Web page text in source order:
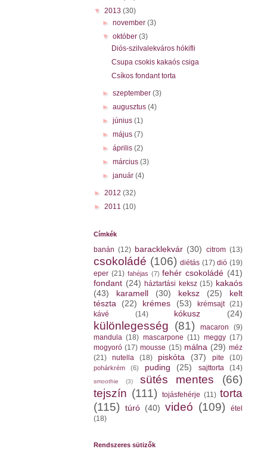
▼ 2013 (30)
►november(3)
▼október(3)
Diós-szilvalekváros hókifli
Csupa csokis kakaós csiga
Csíkos fondant torta
►szeptember(3)
►augusztus(4)
►június(1)
►május(7)
►április(2)
►március(3)
►január(4)
► 2012 (32)
► 2011 (10)
Címkék
banán (12) baracklekvár (30) citrom (13)
csokoládé (106) diétás (17) dió (19)
eper (21) fahéjas (7) fehér csokoládé (41)
fondant (24) háztartási keksz (15) kakaós
(43)
karamell (30) keksz (25)
kelt
tészta
(22) krémes (53) krémsajt (21)
kávé
(14) kókusz (24)
különlegesség (81) macaron
(9)
mandula (18) mascarpone (11) meggy (17)
mogyoró (17) mousse (15) málna (29) méz
(21)
nutella (18) piskóta (37) pite (10)
pohárkrém (6) puding (25) sajttorta (14)
smoothie (3) sütés mentes
(66)
tejszín (111) tojásfehérje (11) torta
(115)
túró (40) videó (109)
étel
(18)
Rendszeres sütizők